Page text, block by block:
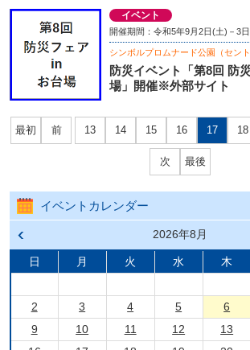
イベント
開催期間：令和5年9月2日(土)－3
シンボルプロムナード公園（セント
防災イベント「第8回 防
場」開催※外部サイト
最初 前 13 14 15 16 17 18
次 最後
イベントカレンダー
前の
戻る
2026年8月
日 月 火 水 木
2
3 4 5 6
9
10 11 12 13